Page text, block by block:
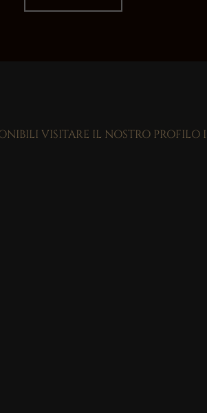
VISITARE IL NOSTRO